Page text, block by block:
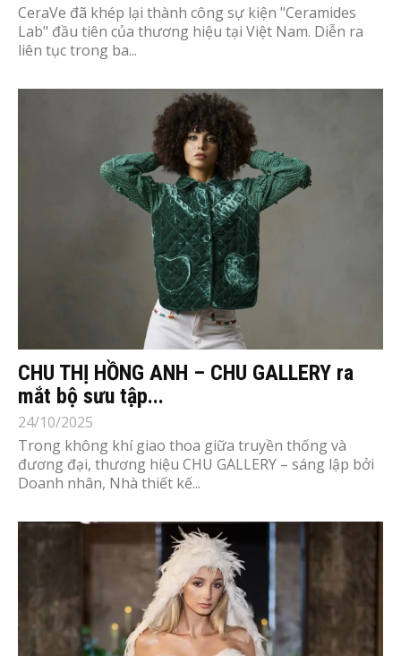
CeraVe đã khép lại thành công sự kiện "Ceramides
Lab" đầu tiên của thương hiệu tại Việt Nam. Diễn ra
liên tục trong ba...
CHU THỊ HỒNG ANH – CHU GALLERY ra
mắt bộ sưu tập...
24/10/2025
Trong không khí giao thoa giữa truyền thống và
đương đại, thương hiệu CHU GALLERY – sáng lập bởi
Doanh nhân, Nhà thiết kế...